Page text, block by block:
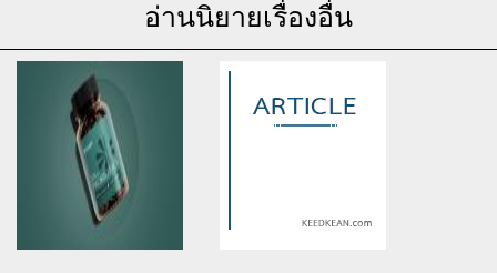
อ่านนิยายเรื่องอื่น